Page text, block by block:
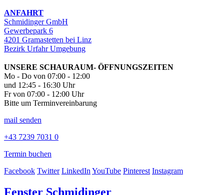
ANFAHRT
Schmidinger GmbH
Gewerbepark 6
4201 Gramastetten bei Linz
Bezirk Urfahr Umgebung
UNSERE SCHAURAUM- ÖFFNUNGSZEITEN
Mo - Do von 07:00 - 12:00
und 12:45 - 16:30 Uhr
Fr von 07:00 - 12:00 Uhr
Bitte um Terminvereinbarung
mail senden
+43 7239 7031 0
Termin buchen
Facebook Twitter LinkedInYouTube Pinterest Instagram
Fenster Schmidinger